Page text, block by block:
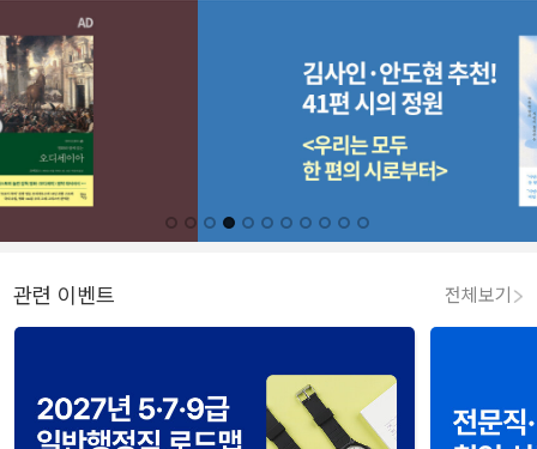
관련 이벤트 전체보기